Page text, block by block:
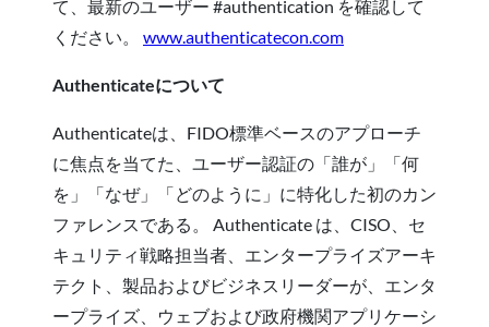
て、最新のユーザー #authentication を確認して
ください。 www.authenticatecon.com
Authenticateについて
Authenticateは、FIDO標準ベースのアプローチ
に焦点を当てた、ユーザー認証の「誰が」「何
を」「なぜ」「どのように」に特化した初のカン
ファレンスである。 Authenticate は、CISO、セ
キュリティ戦略担当者、エンタープライズアーキ
テクト、製品およびビジネスリーダーが、エンタ
ープライズ、ウェブおよび政府機関アプリケーシ